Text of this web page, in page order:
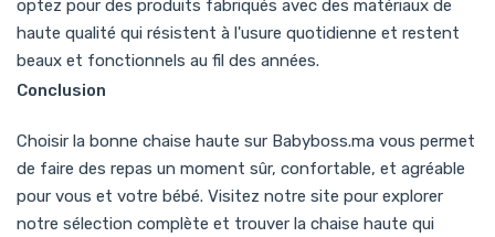
optez pour des produits fabriqués avec des matériaux de
haute qualité qui résistent à l'usure quotidienne et restent
beaux et fonctionnels au fil des années.
Conclusion
Choisir la bonne chaise haute sur Babyboss.ma vous permet
de faire des repas un moment sûr, confortable, et agréable
pour vous et votre bébé. Visitez notre site pour explorer
notre sélection complète et trouver la chaise haute qui